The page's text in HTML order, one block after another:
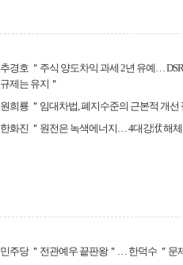
추경호 ＂주식 양도차익 과세 2년 유예…
규제는 유지＂
원희룡 ＂임대차법, 폐지수준의 근본적 개선
한화진 ＂원전은 녹색에너지… 4대강洑 해
민주당 ＂전관예우 끝판왕＂… 한덕수 ＂문